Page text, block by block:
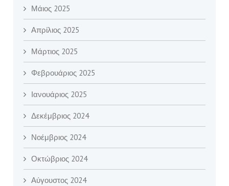
Μάιος 2025
Απρίλιος 2025
Μάρτιος 2025
Φεβρουάριος 2025
Ιανουάριος 2025
Δεκέμβριος 2024
Νοέμβριος 2024
Οκτώβριος 2024
Αύγουστος 2024